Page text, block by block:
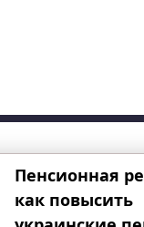
Пенсионная
как повысить